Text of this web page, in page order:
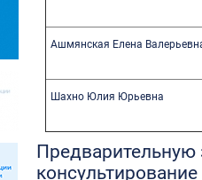
Ашмянская Елена
Шахно Юлия Юрьевна
Предварительную